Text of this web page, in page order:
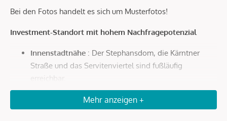
Bei den Fotos handelt es sich um Musterfotos!
Investment-Standort mit hohem Nachfragepotenzial
Innenstadtnähe : Der Stephansdom, die Kärntner
Straße und das Servitenviertel sind fußläufig
erreichbar.
Optimale Anbindung: In wenigen Minuten zur U4
Roßauer Lände, zum Hauptbahnhof und in nur 20
Mehr anzeigen +